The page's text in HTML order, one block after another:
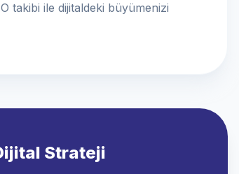
takibi ile dijitaldeki büyümenizi
Strateji